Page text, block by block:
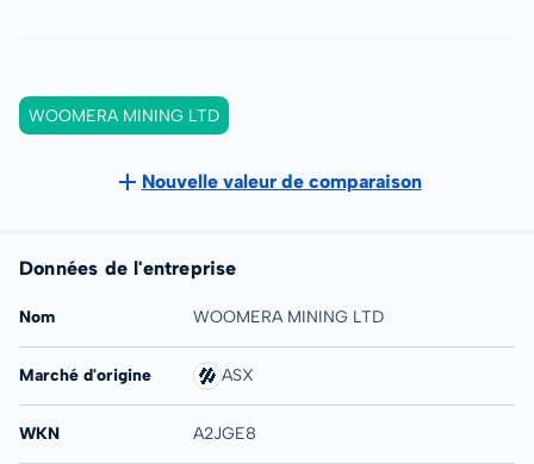
WOOMERA MINING LTD
Nouvelle valeur de comparaison
Données de l'entreprise
Nom WOOMERA MINING LTD
Marché d'origine ASX
WKN A2JGE8